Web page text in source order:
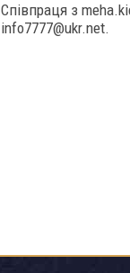
Співпраця з
info7777@ukr.net.